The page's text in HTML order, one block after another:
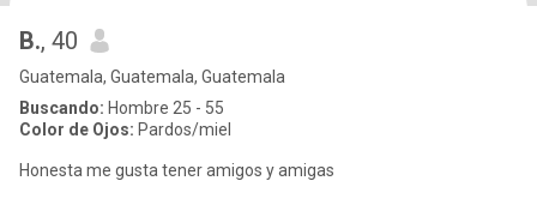
B., 40
Guatemala, Guatemala, Guatemala
Buscando: Hombre 25 - 55
Color de Ojos: Pardos/miel
Honesta me gusta tener amigos y amigas